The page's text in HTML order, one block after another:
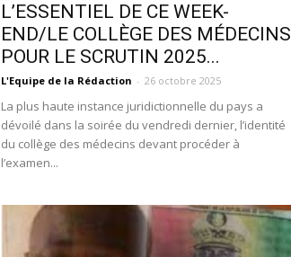
L’ESSENTIEL DE CE WEEK-
END/LE COLLÈGE DES MÉDECINS
POUR LE SCRUTIN 2025...
L'Equipe de la Rédaction - 26 octobre 2025
La plus haute instance juridictionnelle du pays a
dévoilé dans la soirée du vendredi dernier, l’identité
du collège des médecins devant procéder à
l’examen...